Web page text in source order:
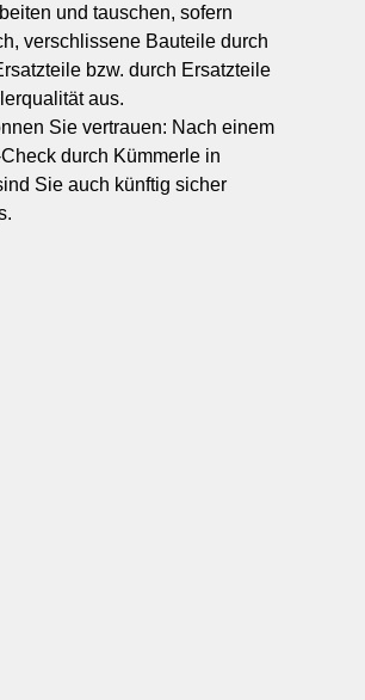
und tauschen, sofern
verschlissene Bauteile durch
bzw. durch Ersatzteile
aus.
Sie vertrauen: Nach einem
durch Kümmerle in
Sie auch künftig sicher